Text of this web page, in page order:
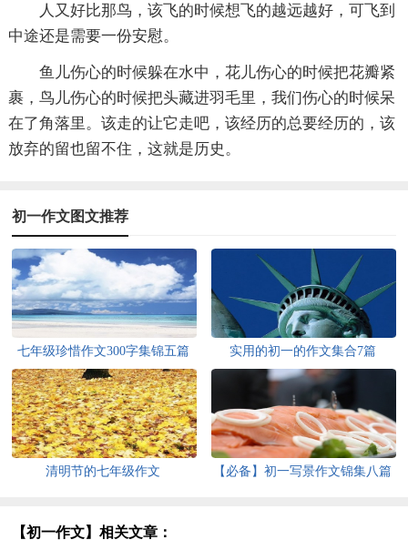
人又好比那鸟，该飞的时候想飞的越远越好，可飞到
中途还是需要一份安慰。
鱼儿伤心的时候躲在水中，花儿伤心的时候把花瓣紧
裹，鸟儿伤心的时候把头藏进羽毛里，我们伤心的时候呆
在了角落里。该走的让它走吧，该经历的总要经历的，该
放弃的留也留不住，这就是历史。
初一作文图文推荐
七年级珍惜作文300字集锦五篇 实用的初一的作文集合7篇
清明节的七年级作文 【必备】初一写景作文锦集八篇
【初一作文】相关文章：